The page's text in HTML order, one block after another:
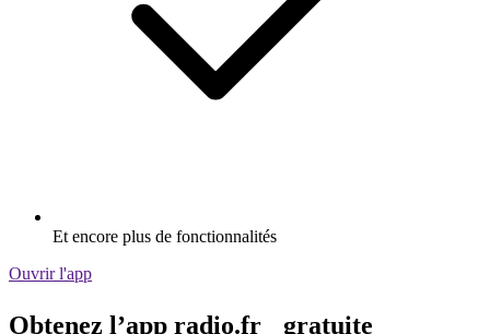
Et encore plus de fonctionnalités
Ouvrir l'app
Obtenez l’app radio.fr gratuite